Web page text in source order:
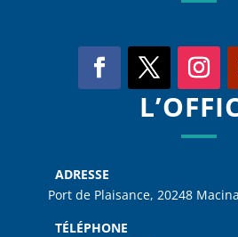
ADRESSE
Port de Plaisance, 20248
TÉLÉPHONE